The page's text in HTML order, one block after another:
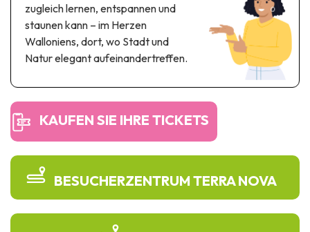
Industrie- & Technikerbe
Regionalprodukte
zugleich lernen, entspannen und
staunen kann – im Herzen
Walloniens, dort, wo Stadt und
Natur elegant aufeinandertreffen.
KAUFEN SIE IHRE TICKETS
BESUCHERZENTRUM TERRA NOVA